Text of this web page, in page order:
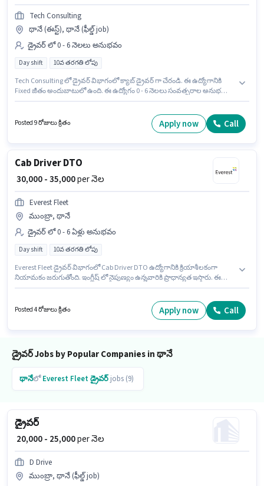
Tech Consulting
థానే (ఈస్ట్), థానే (ఫీల్డ్ job)
డ్రైవర్ లో 0 - 6 నెలలు అనుభవం
Day shift 10వ తరగతి లోపు
Tech Consulting లో డ్రైవర్ విభాగంలో క్యాబ్ డ్రైవర్ గా చేరండి. ఈ ఉద్యోగానికి
Fixed జీతం అందుబాటులో ఉంది. ఈ ఉద్యోగం 0 - 6 నెలలు సంవత్సరాల అనుభవం
working ఉన్నాయి. 10వ తరగతి లోపు అర్హత ఉన్న అభ్యర్థులు ఈ ఉద్యోగానికి అప్లై
Posted 9 రోజులు క్రితం Apply now Call
Cab Driver DTO
₹ 30,000 - 35,000per నెల
Everest Fleet
ముంబ్రా, థానే
డ్రైవర్ లో 0 - 6 ఏళ్లు అనుభవం
Day shift 10వ తరగతి లోపు
Everest Fleet డ్రైవర్ విభాగంలో Cab Driver DTO ఉద్యోగానికి క్రియాశీలకంగా
నియామకం జరుగుతోంది. ఇంగ్లీష్ లో నైపుణ్యం ఉన్నవారికి ప్రాధాన్యత ఇస్తారు. ఈ
ఉంటాయి. 10వ తరగతి లోపు అర్హత ఉన్న అభ్యర్థులు ఈ ఉద్యోగానికి అప్లై
Posted 4 రోజులు క్రితం Apply now Call
డ్రైవర్ Jobs by Popular Companies in థానే
థానేలోEverest Fleetడ్రైవర్ jobs (9)
డ్రైవర్
₹ 20,000 - 25,000per నెల
D Drive
ముంబ్రా, థానే (ఫీల్డ్ job)